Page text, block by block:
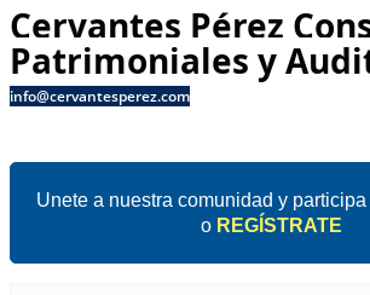
Cervantes Pérez
Patrimoniales y
info@cervantesperez.com
Unete a nuestra comunidad y participa
o REGÍSTRATE